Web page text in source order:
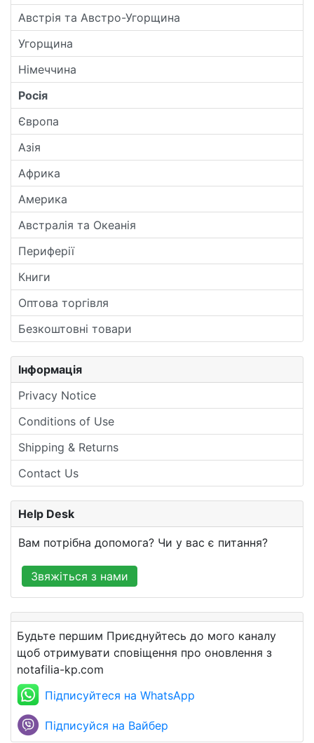
Австрія та Австро-Угорщина
Угорщина
Німеччина
Росія
Європа
Азія
Африка
Америка
Австралія та Океанія
Периферії
Книги
Оптова торгівля
Безкоштовні товари
Інформація
Privacy Notice
Conditions of Use
Shipping & Returns
Contact Us
Help Desk
Вам потрібна допомога? Чи у вас є питання?
Звяжіться з нами
Будьте першим Приєднуйтесь до мого каналу
щоб отримувати сповіщення про оновлення з
notafilia-kp.com
Підписуйтеся на WhatsApp
Підписуйся на Вайбер